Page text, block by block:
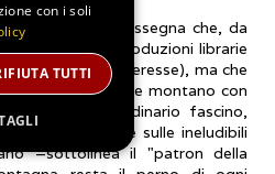
in più per una rassegna che, da
verso le nuove produzioni librarie
di notevole interesse), ma che
l'ambiente montano con
il suo straordinario fascino,
attenzione sulle ineludibili
–sottolinea il "patron della
con i soli
TUTTI